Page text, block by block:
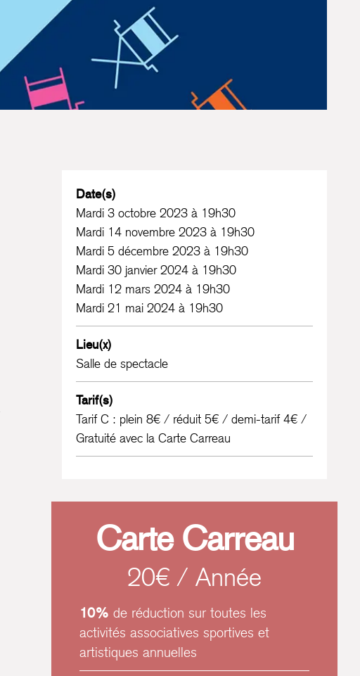
Date(s)
Mardi 3 octobre 2023 à 19h30
Mardi 14 novembre 2023 à 19h30
Mardi 5 décembre 2023 à 19h30
Mardi 30 janvier 2024 à 19h30
Mardi 12 mars 2024 à 19h30
Mardi 21 mai 2024 à 19h30
Lieu(x)
Salle de spectacle
Tarif(s)
Tarif C : plein 8€ / réduit 5€ / demi-tarif 4€ /
Gratuité avec la Carte Carreau
Carte Carreau
20€ / Année
10% de réduction sur toutes les
activités associatives sportives et
artistiques annuelles